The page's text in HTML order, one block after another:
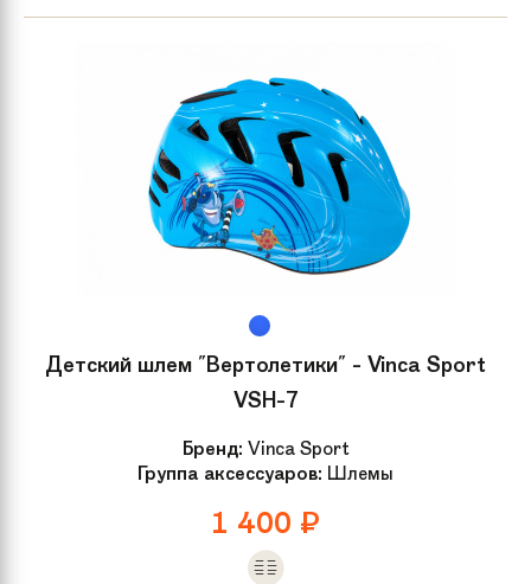
Детский шлем "Вертолетики" - Vinca Sport
VSH-7
Бренд: Vinca Sport
Группа аксессуаров: Шлемы
1 400 ₽